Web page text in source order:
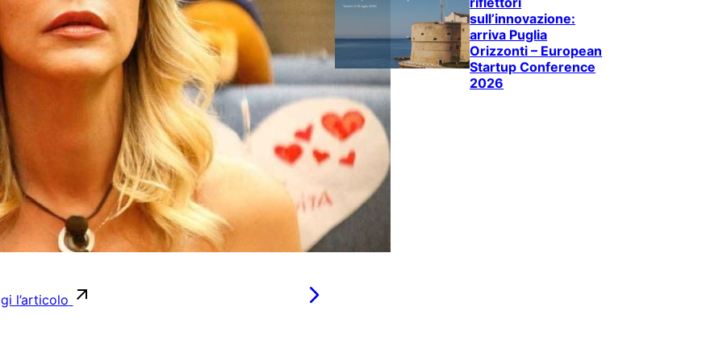
l’articolo
sull’innovazione:
arriva Puglia
Orizzonti – European
Startup Conference
2026